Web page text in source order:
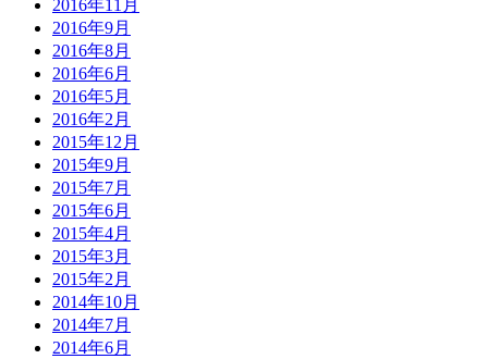
2016年11月
2016年9月
2016年8月
2016年6月
2016年5月
2016年2月
2015年12月
2015年9月
2015年7月
2015年6月
2015年4月
2015年3月
2015年2月
2014年10月
2014年7月
2014年6月